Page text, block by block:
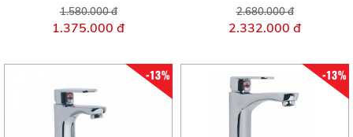
1.580.000 đ
1.375.000 đ
2.680.000 đ
2.332.000 đ
-13% -13%